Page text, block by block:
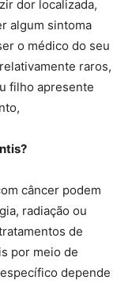
dor localizada,
algum sintoma
o médico do seu
raros,
filho apresente
câncer podem
radiação ou
de
por meio de
depende